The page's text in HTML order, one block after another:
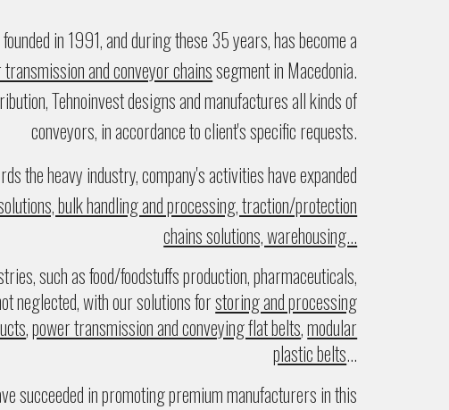
founded in 1991, and during these 35years, has become a
and conveyor chainssegment in Macedonia.
Tehnoinvest designs and manufactures all kinds of
conveyors, in accordance to client's specific requests.
the heavy industry, company's activities have expanded
bulk handling and processing, traction/protection
chains solutions, warehousing...
such as food/foodstuffs production, pharmaceuticals,
neglected, with our solutions forstoring and processing
,power transmission and conveying flat belts,modular
plastic belts...
succeeded in promoting premium manufacturers in this